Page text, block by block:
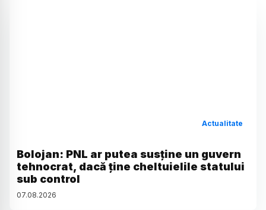
Actualitate
Bolojan: PNL ar putea susține un guvern
tehnocrat, dacă ține cheltuielile statului
sub control
07.08.2026